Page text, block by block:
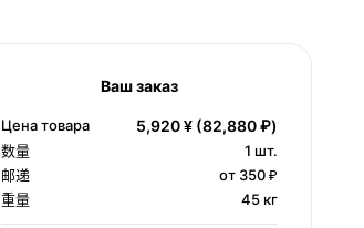
Ваш заказ
Цена товара 5,920 ¥ (82,880 ₽)
数量 1 шт.
邮递
от 350 ₽
重量
45 кг